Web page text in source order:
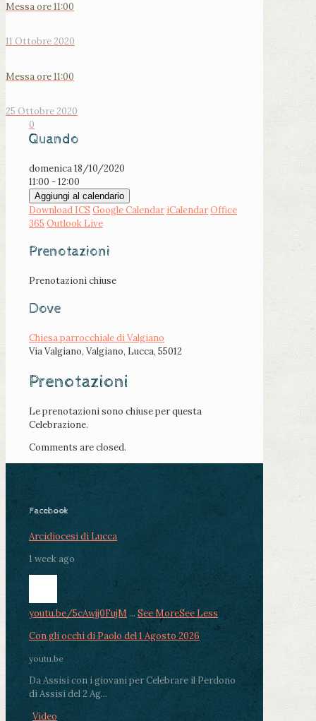
Messa ore 11:00
11 Ottobre 2020
Messa ore 11:00
25 Ottobre 2020
0
Quando
domenica 18/10/2020
11:00 - 12:00
Aggiungi al calendario
Download ICS Google Calendar iCalendarOffice
365 Outlook Live
Prenotazioni
Prenotazioni chiuse
Dove
Chiesa parrocchiale di Valgiano
Via Valgiano, Valgiano, Lucca, 55012
Prenotazioni
Le prenotazioni sono chiuse per questa
Celebrazione.
Comments are closed.
Facebook
Arcidiocesi di Lucca
1 week ago
youtu.be/5cAwjj0FujM ... See MoreSee Less
Con gli occhi di Paolo del 1 Agosto 2026
youtu.be
Da Assisi con i giovani per Celebrare il Perdono
di Assisi del 2 Ag...
Video